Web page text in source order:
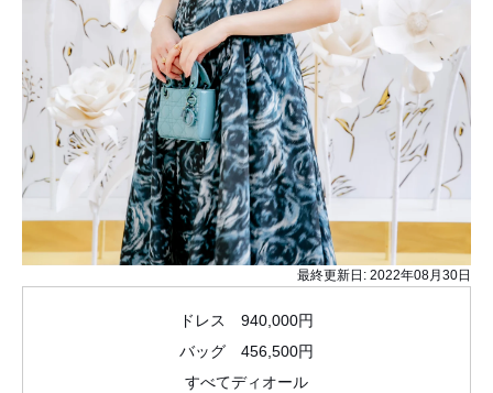
最終更新日: 2022年08月30日
ドレス 940,000円
バッグ 456,500円
すべてディオール